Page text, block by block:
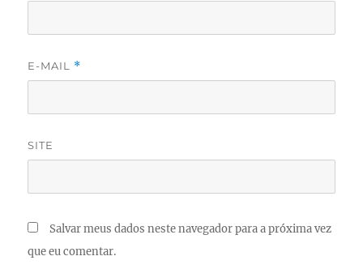
E-MAIL *
SITE
Salvar meus dados neste navegador para a próxima vez
que eu comentar.